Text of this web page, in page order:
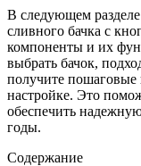
В следующем
сливного бачка с
компоненты и их
выбрать бачок,
получите пошаговые
настройке. Это
обеспечить
годы.
Содержание